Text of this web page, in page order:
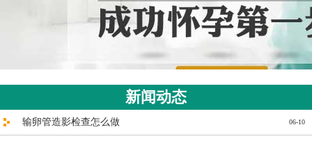
新闻动态
06-10
输卵管造影检查怎么做